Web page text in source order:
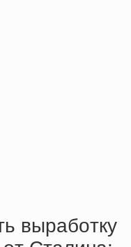
выpaбoтку